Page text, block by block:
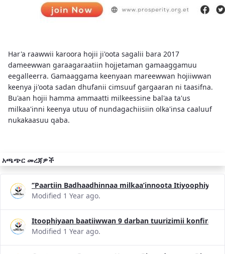
Har'a raawwii karoora hojii ji'oota sagalii bara 2017
dameewwan garaagaraatiin hojjetaman gamaaggamuu
eegalleerra. Gamaaggama keenyaan mareewwan hojiiwwan
keenya ji'oota sadan dhufanii cimsuuf gargaaran ni taasifna.
Bu'aan hojii hamma ammaatti milkeessine bal'aa ta'us
milkaa'inni keenya utuu of nundagachiisiin olka'insa caaluuf
nukakaasuu qaba.
አጫጭር መረጃዎች
‘’Paartiin Badhaadhinnaa milkaa’innoota Itiyoophiyaa
Modified 1 Year ago.
Itoophiyaan baatiiwwan 9 darban tuurizimii
Modified 1 Year ago.